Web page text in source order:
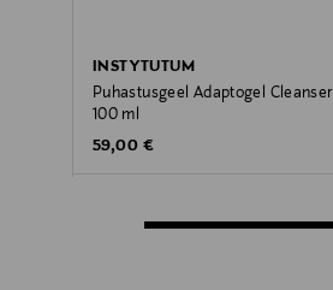
INSTYTUTUM
Puhastusgeel Adaptogel Cleanser
100 ml
Original Price
59,00 €